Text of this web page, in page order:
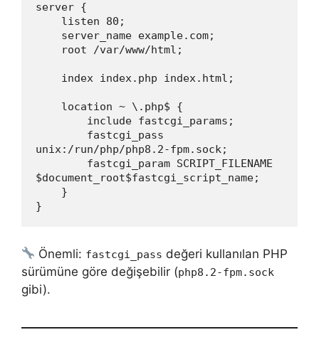
server {
    listen 80;
    server_name example.com;
    root /var/www/html;
    index index.php index.html;
    location ~ \.php$ {
        include fastcgi_params;
unix:/run/php/php8.2-fpm.sock;
$document_root$fastcgi_script_name;
    }
}
Önemli: fastcgi_pass değeri kullanılan PHP
sürümüne göre değişebilir (php8.2-fpm.sock
gibi).